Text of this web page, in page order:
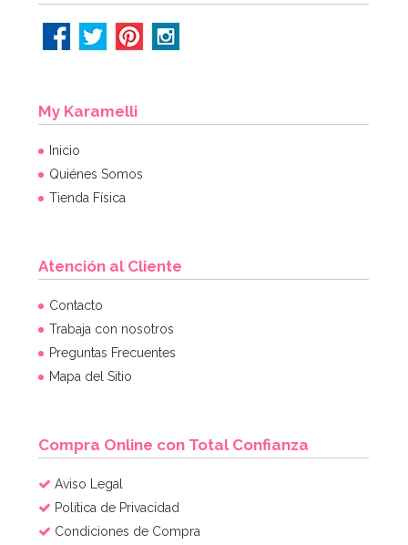
Juego de 6 bolas de papel Honeycomb
AÑADIR
My Karamelli
Inicio
Quiénes Somos
Tienda Física
Atención al Cliente
Contacto
Trabaja con nosotros
Preguntas Frecuentes
Mapa del Sitio
Compra Online con Total Confianza
Aviso Legal
Política de Privacidad
Condiciones de Compra